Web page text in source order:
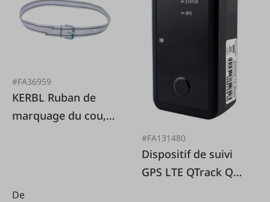
#FA36959
KERBL Ruban de
marquage du cou,
De
#FA131480
Dispositif de suivi
GPS LTE QTrack Q4